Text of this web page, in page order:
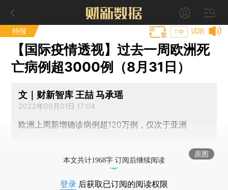
特报 试听
T中
【国际疫情透视】过去一周欧洲死
亡病例超3000例（8月31日）
文｜财新智库 王喆 马承瑶
2022年09月01日 17:04
欧洲上周新增确诊病例超120万例，仅次于亚洲
原图
本文共计1968字 订阅后继续阅读
登录 后获取已订阅的阅读权限